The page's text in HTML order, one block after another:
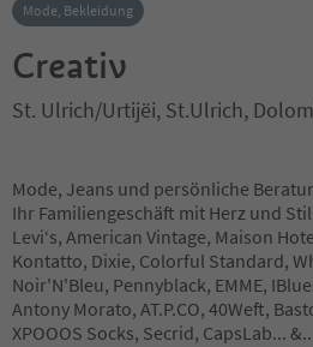
Mode, Bekleidung
Creativ
St. Ulrich/Urtijëi, St.Ulrich,
Mode, Jeans und persönliche
Ihr Familiengeschäft mit Herz und
Levi‘s, American Vintage, Maison
Kontatto, Dixie, Colorful Standard,
Noir'N'Bleu, Pennyblack, EMME,
Antony Morato, AT.P.CO, 40Weft,
XPOOOS Socks, Secrid, CapsLab... &